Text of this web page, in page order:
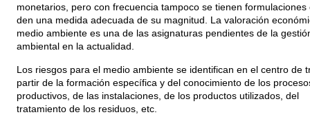
monetarios, pero con frecuencia tampoco se tienen formulaciones
den una medida adecuada de su magnitud. La valoración
medio ambiente es una de las asignaturas pendientes de la
ambiental en la actualidad.
Los riesgos para el medio ambiente se identifican en el centro de
partir de la formación específica y del conocimiento de los
productivos, de las instalaciones, de los productos utilizados, del
tratamiento de los residuos, etc.